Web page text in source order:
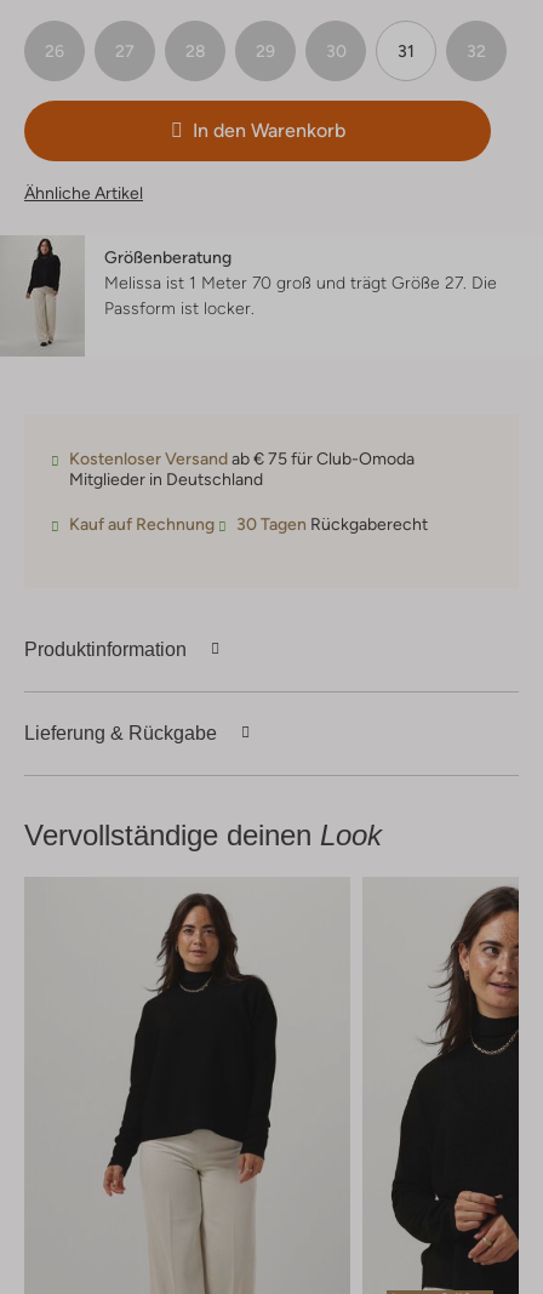
26 27 28 29 30 31 32
In den Warenkorb
Ähnliche Artikel
Größenberatung
Melissa ist 1 Meter 70 groß und trägt Größe 27. Die
Passform ist locker
Kostenloser Versandab € 75 für Club-Omoda
Mitglieder in Deutschland
Kauf auf Rechnung 30 Tagen Rückgaberecht
Produktinformation
Lieferung & Rückgabe
Vervollständige deinen Look